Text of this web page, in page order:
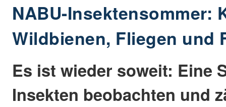
NABU-Insektensommer:
Wildbienen, Fliegen und
Es ist wieder soweit: Eine
Insekten beobachten und